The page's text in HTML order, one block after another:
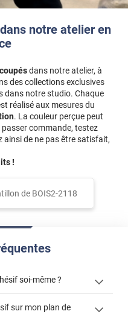
notre atelier en
dans notre atelier, à
des collections exclusives
dans notre studio. Chaque
réalisé aux mesures du
. La couleur perçue peut
commande, testez
de ne pas être satisfait,
!
de BOIS2-2118
soi-même ?
adhésif ? »
sur mon plan de